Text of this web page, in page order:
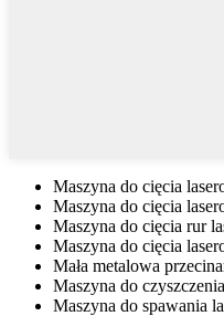
Maszyna do cięcia
Maszyna do cięcia
Maszyna do cięcia rur
Maszyna do cięcia
Mała metalowa
Maszyna do
Maszyna do spawania